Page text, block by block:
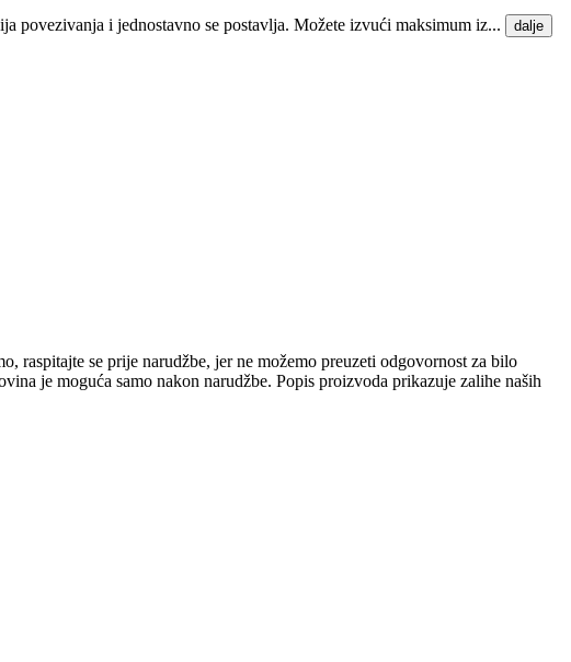
povezivanja i jednostavno se postavlja. Možete izvući maksimum iz... dalje
se prije narudžbe, jer ne možemo preuzeti odgovornost za bilo
je moguća samo nakon narudžbe. Popis proizvoda prikazuje zalihe naših